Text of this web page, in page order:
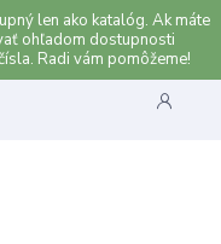
len ako katalóg. Ak máte
ohľadom dostupnosti
Radi vám pomôžeme!